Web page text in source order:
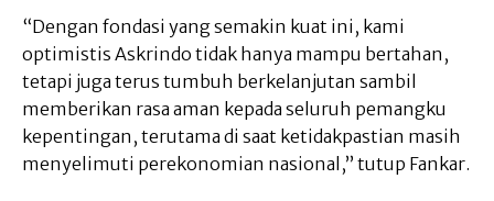
“Dengan fondasi yang semakin kuat ini, kami
optimistis Askrindo tidak hanya mampu bertahan,
tetapi juga terus tumbuh berkelanjutan sambil
memberikan rasa aman kepada seluruh pemangku
kepentingan, terutama di saat ketidakpastian masih
menyelimuti perekonomian nasional,” tutup Fankar.